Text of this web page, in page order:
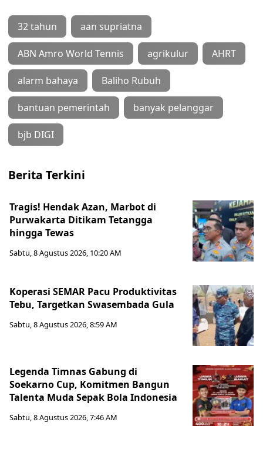
32 tahun aan supriatna
ABN Amro World Tennis agrikulur AHRT
alarm bahaya Baliho Rubuh
bantuan pemerintah banyak pelanggar
bjb DIGI
Berita Terkini
Tragis! Hendak Azan, Marbot di
Purwakarta Ditikam Tetangga
hingga Tewas
Sabtu, 8 Agustus 2026, 10:20 AM
Koperasi SEMAR Pacu Produktivitas
Tebu, Targetkan Swasembada Gula
Sabtu, 8 Agustus 2026, 8:59 AM
Legenda Timnas Gabung di
Soekarno Cup, Komitmen Bangun
Talenta Muda Sepak Bola Indonesia
Sabtu, 8 Agustus 2026, 7:46 AM